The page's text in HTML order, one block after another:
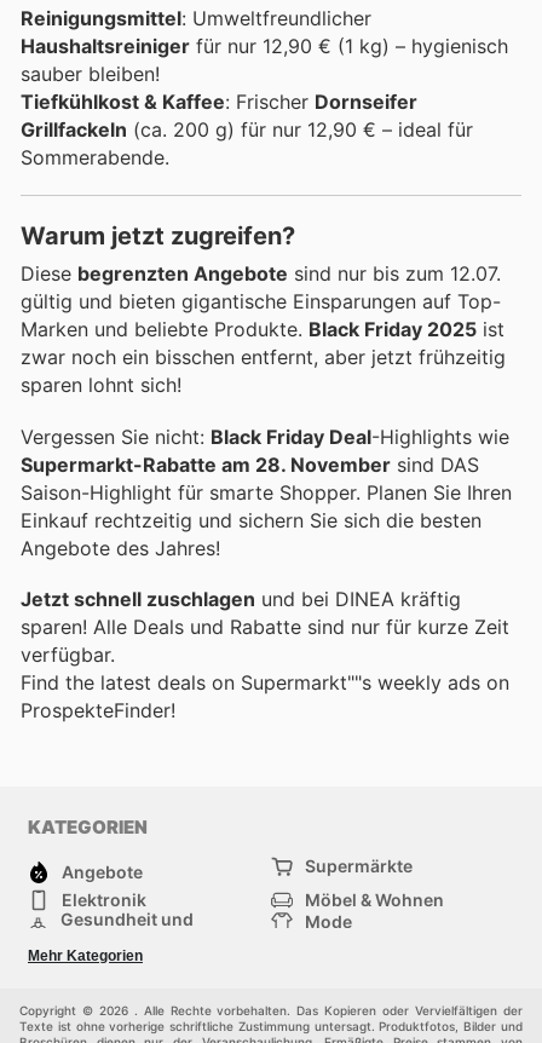
Reinigungsmittel: Umweltfreundlicher
Haushaltsreiniger für nur 12,90 € (1 kg) – hygienisch
sauber bleiben!
Tiefkühlkost & Kaffee: Frischer Dornseifer
Grillfackeln (ca. 200 g) für nur 12,90 € – ideal für
Sommerabende.
Warum jetzt zugreifen?
Diese begrenzten Angebote sind nur bis zum 12.07.
gültig und bieten gigantische Einsparungen auf Top-
Marken und beliebte Produkte. Black Friday 2025 ist
zwar noch ein bisschen entfernt, aber jetzt frühzeitig
sparen lohnt sich!
Vergessen Sie nicht: Black Friday Deal-Highlights wie
Supermarkt-Rabatte am 28. November sind DAS
Saison-Highlight für smarte Shopper. Planen Sie Ihren
Einkauf rechtzeitig und sichern Sie sich die besten
Angebote des Jahres!
Jetzt schnell zuschlagen und bei DINEA kräftig
sparen! Alle Deals und Rabatte sind nur für kurze Zeit
verfügbar.
Find the latest deals on Supermarkt""s weekly ads on
ProspekteFinder!
KATEGORIEN
Angebote
Supermärkte
Elektronik
Möbel & Wohnen
Gesundheit und
Mode
Sportartikel und
Sportbekleidung
Einkaufzentren
Andere
Mehr Kategorien
Copyright © 2026 . Alle Rechte vorbehalten. Das Kopieren oder Vervielfältigen der
Texte ist ohne vorherige schriftliche Zustimmung untersagt. Produktfotos, Bilder und